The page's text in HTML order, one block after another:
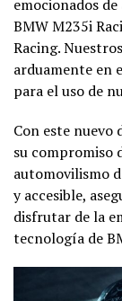
emocionados
BMW M235i
Racing.
arduamente en
para el uso de
Con este
su compromiso
automovilismo
y accesible,
disfrutar de la
tecnología de